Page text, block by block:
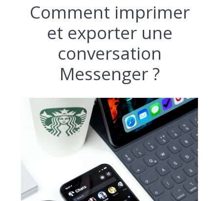
Comment imprimer
et exporter une
conversation
Messenger ?